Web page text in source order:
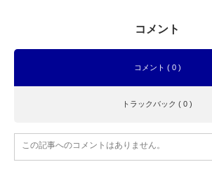
コメント
コメント ( 0 )
トラックバック ( 0 )
この記事へのコメントはありません。